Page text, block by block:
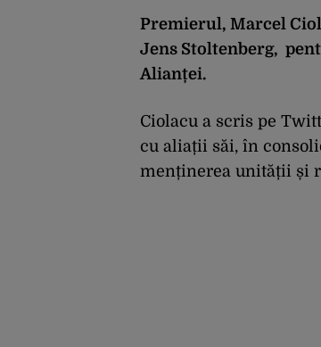
Premierul, Marcel
Jens Stoltenberg,
Alianței.
Ciolacu a scris pe
cu aliații săi, în
menținerea unității și